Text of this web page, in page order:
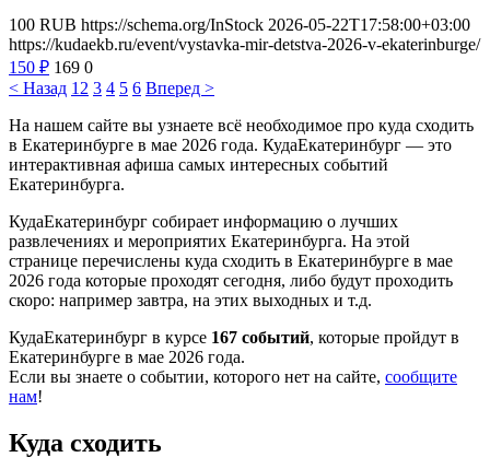
100 RUB https://schema.org/InStock 2026-05-22T17:58:00+03:00
https://kudaekb.ru/event/vystavka-mir-detstva-2026-v-ekaterinburge/
150 ₽ 169 0
< Назад 1 2 3 4 5 6 Вперед >
На нашем сайте вы узнаете всё необходимое про куда сходить
в Екатеринбурге в мае 2026 года. КудаЕкатеринбург — это
интерактивная афиша самых интересных событий
Екатеринбурга.
КудаЕкатеринбург собирает информацию о лучших
развлечениях и мероприятих Екатеринбурга. На этой
странице перечислены куда сходить в Екатеринбурге в мае
2026 года которые проходят сегодня, либо будут проходить
скоро: например завтра, на этих выходных и т.д.
КудаЕкатеринбург в курсе 167 событий, которые пройдут в
Екатеринбурге в мае 2026 года.
Если вы знаете о событии, которого нет на сайте, сообщите
нам!
Куда сходить